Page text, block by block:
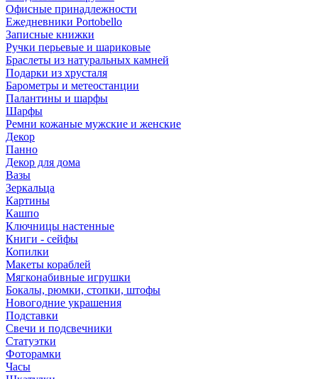
Офисные принадлежности
Ежедневники Portobello
Записные книжки
Ручки перьевые и шариковые
Браслеты из натуральных камней
Подарки из хрусталя
Барометры и метеостанции
Палантины и шарфы
Шарфы
Ремни кожаные мужские и женские
Декор
Панно
Декор для дома
Вазы
Зеркальца
Картины
Кашпо
Ключницы настенные
Книги - сейфы
Копилки
Макеты кораблей
Мягконабивные игрушки
Бокалы, рюмки, стопки, штофы
Новогодние украшения
Подставки
Свечи и подсвечники
Статуэтки
Фоторамки
Часы